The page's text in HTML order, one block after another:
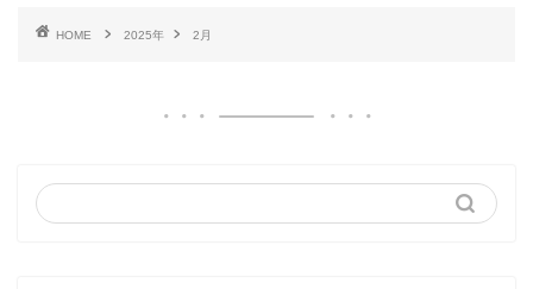
HOME 2025年 2月